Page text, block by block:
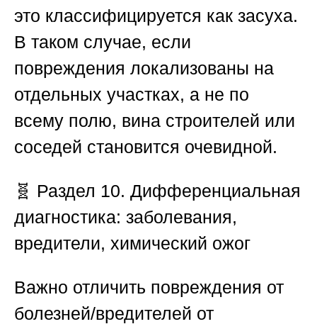
это классифицируется как засуха.
В таком случае, если
повреждения локализованы на
отдельных участках, а не по
всему полю, вина строителей или
соседей становится очевидной.
🧬 Раздел 10. Дифференциальная
диагностика: заболевания,
вредители, химический ожог
Важно отличить повреждения от
болезней/вредителей от